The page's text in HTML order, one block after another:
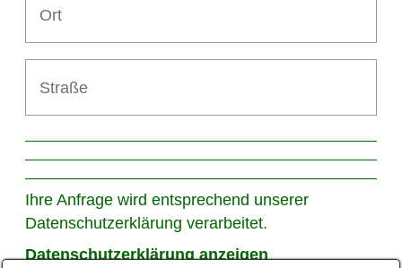
Ihre Anfrage wird entsprechend unserer
Datenschutzerklärung verarbeitet.
Datenschutzerklärung anzeigen